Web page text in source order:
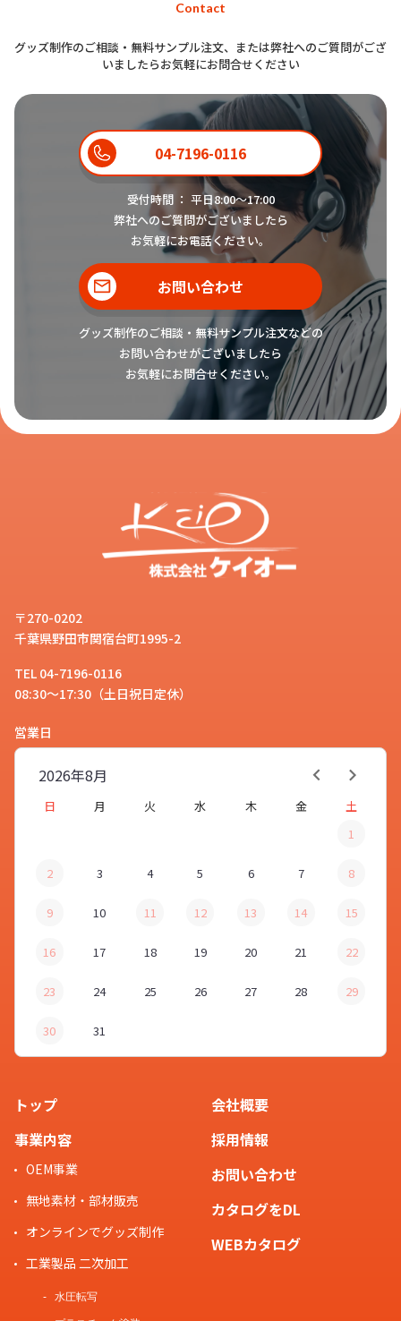
Contact
グッズ制作のご相談・無料サンプル注文、または弊社へのご質問がござ
いましたらお気軽にお問合せください
04-7196-0116
受付時間 ： 平日8:00〜17:00
弊社へのご質問がございましたら
お気軽にお電話ください。
お問い合わせ
グッズ制作のご相談・無料サンプル注文などの
お問い合わせがございましたら
お気軽にお問合せください。
〒270-0202
千葉県野田市関宿台町1995-2
TEL 04-7196-0116
08:30～17:30（土日祝日定休）
営業日
8月
2026年
日 月 火 水 木 金
土
1
2 3 4 5 6 7 8
9 10 11 12 13 14 15
16 17 18 19 20 21 22
23 24 25 26 27 28 29
30 31
トップ
事業内容
OEM事業
無地素材・部材販売
オンラインでグッズ制作
工業製品 二次加工
水圧転写
会社概要
採用情報
お問い合わせ
カタログをDL
WEBカタログ